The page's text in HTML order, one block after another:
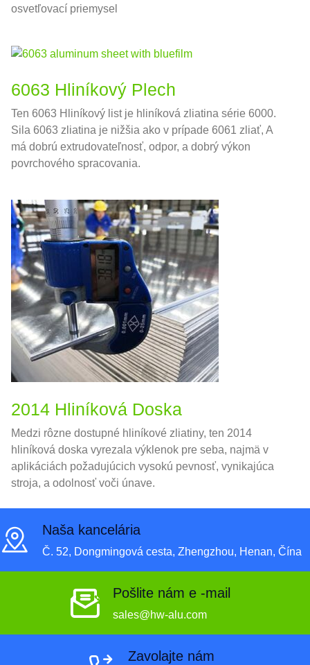
osvetľovací priemysel
6063 Hliníkový Plech
Ten 6063 Hliníkový list je hliníková zliatina série 6000.
Sila 6063 zliatina je nižšia ako v prípade 6061 zliať, A
má dobrú extrudovateľnosť, odpor, a dobrý výkon
povrchového spracovania.
2014 Hliníková Doska
Medzi rôzne dostupné hliníkové zliatiny, ten 2014
hliníková doska vyrezala výklenok pre seba, najmä v
aplikáciách požadujúcich vysokú pevnosť, vynikajúca
stroja, a odolnosť voči únave.
Naša kancelária
Č. 52, Dongmingová cesta, Zhengzhou, Henan, Čína
Pošlite nám e -mail
sales@hw-alu.com
Zavolajte nám